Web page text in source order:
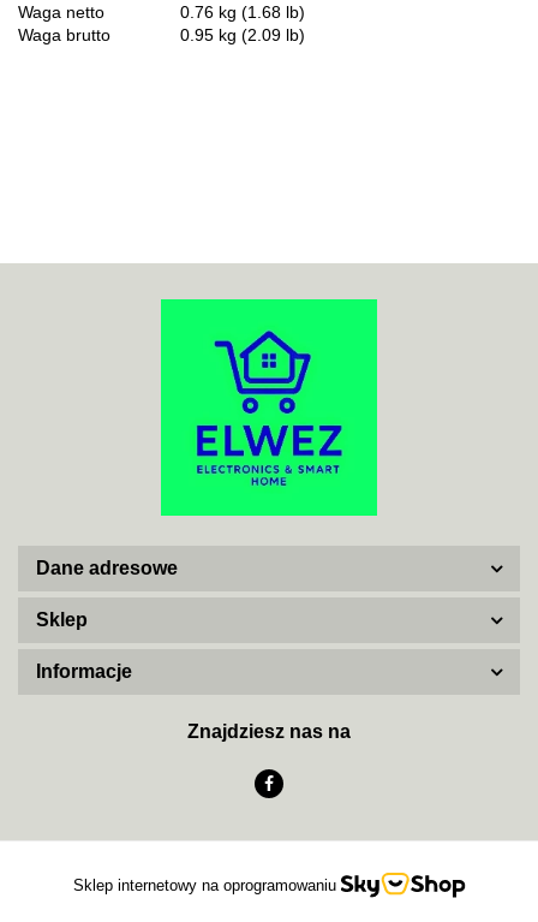
Waga netto
0.76 kg (1.68 lb)
Waga brutto
0.95 kg (2.09 lb)
ACO
ADATA
AJAX SYSTEMS
AKUVOX
Dane adresowe
Sklep
Informacje
Znajdziesz nas na
Sklep internetowy na oprogramowaniu